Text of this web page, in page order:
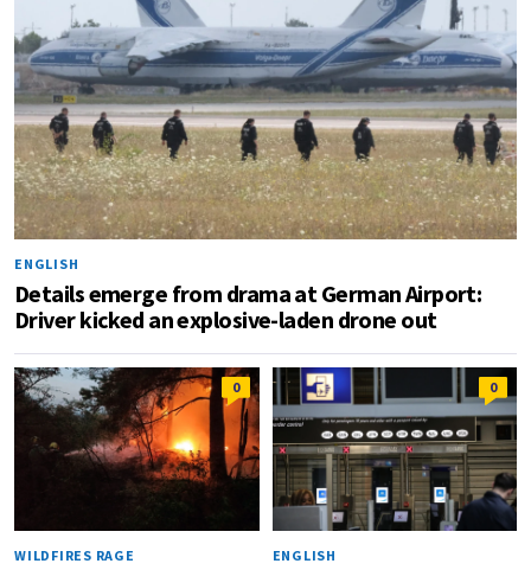
ENGLISH
Details emerge from drama at German Airport:
Driver kicked an explosive-laden drone out
0
WILDFIRES RAGE
0
ENGLISH